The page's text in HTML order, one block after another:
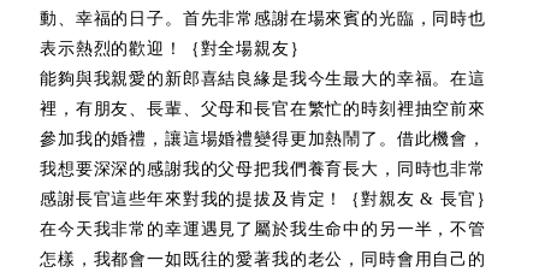
動、幸福的日子。首先非常感謝在場來賓的光臨，同時也
表示熱烈的歡迎！｛對全場親友｝
能夠與我親愛的新郎喜結良緣是我今生最大的幸福。在這
裡，有朋友、長輩、父母和長官在繁忙的時刻裡抽空前來
參加我的婚禮，讓這場婚禮變得更加熱鬧了。借此機會，
我想要深深的感謝我的父母把我們養育長大，同時也非常
感謝長官這些年來對我的提拔及肯定！｛對親友 & 長官｝
在今天我非常的幸運遇見了屬於我生命中的另一半，不管
怎樣，我都會一如既往的愛著我的老公，同時會用自己的